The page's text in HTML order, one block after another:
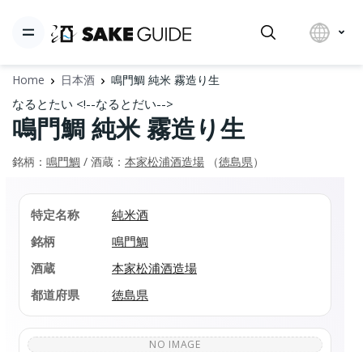
Home 日本酒 鳴門鯛 純米 霧造り生
なるとたい <!--なるとだい-->
鳴門鯛 純米 霧造り生
銘柄： 鳴門鯛 / 酒蔵： 本家松浦酒造場 （徳島県）
特定名称
純米酒
銘柄
鳴門鯛
酒蔵
本家松浦酒造場
都道府県
徳島県
NO IMAGE